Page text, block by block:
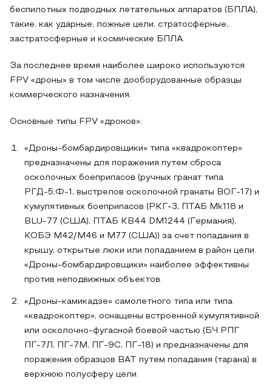
беспилотных подводных летательных аппаратов (БПЛА),
такие, как ударные, ложные цели, стратосферные,
застратосферные и космические БПЛА.
За последнее время наиболее широко используются
FPV «дроны» в том числе дооборудованные образцы
коммерческого назначения.
Основные типы FPV «дронов»:
«Дроны-бомбардировщики» типа «квадрокоптер»
предназначены для поражения путем сброса
осколочных боеприпасов (ручных гранат типа
РГД-5,Ф-1, выстрелов осколочной гранаты ВОГ-17) и
кумулятивных боеприпасов (РКГ-3, ПТАБ Mk118 и
BLU-77 (США), ПТАБ КВ44 DM1244 (Германия),
КОБЭ М42/М46 и М77 (США)) за счет попадания в
крышу, открытые люки или попаданием в район цели.
«Дроны-бомбардировщики» наиболее эффективны
против неподвижных объектов.
«Дроны-камикадзе» самолетного типа или типа
«квадрокоптер», оснащены встроенной кумулятивной
или осколочно-фугасной боевой частью (БЧ РПГ
ПГ-7Л, ПГ-7М, ПГ-9С, ПГ-18) и предназначены для
поражения образцов ВАТ путем попадания (тарана) в
верхнюю полусферу цели.